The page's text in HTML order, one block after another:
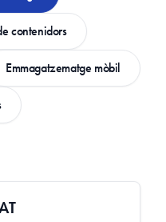
contenidors
Emmagatzematge mòbil